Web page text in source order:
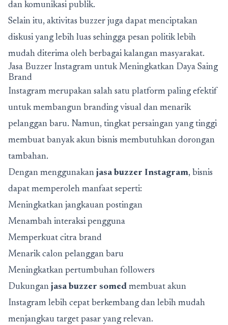
dan komunikasi publik.
Selain itu, aktivitas buzzer juga dapat menciptakan
diskusi yang lebih luas sehingga pesan politik lebih
mudah diterima oleh berbagai kalangan masyarakat.
Jasa Buzzer Instagram untuk Meningkatkan Daya Saing
Brand
Instagram merupakan salah satu platform paling efektif
untuk membangun branding visual dan menarik
pelanggan baru. Namun, tingkat persaingan yang tinggi
membuat banyak akun bisnis membutuhkan dorongan
tambahan.
Dengan menggunakan jasa buzzer Instagram, bisnis
dapat memperoleh manfaat seperti:
Meningkatkan jangkauan postingan
Menambah interaksi pengguna
Memperkuat citra brand
Menarik calon pelanggan baru
Meningkatkan pertumbuhan followers
Dukungan jasa buzzer somed membuat akun
Instagram lebih cepat berkembang dan lebih mudah
menjangkau target pasar yang relevan.